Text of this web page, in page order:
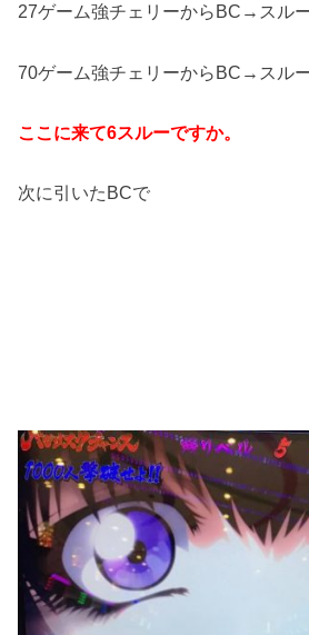
27ゲーム強チェリーからBC→スル
70ゲーム強チェリーからBC→スル
ここに来て6スルーですか。
次に引いたBCで